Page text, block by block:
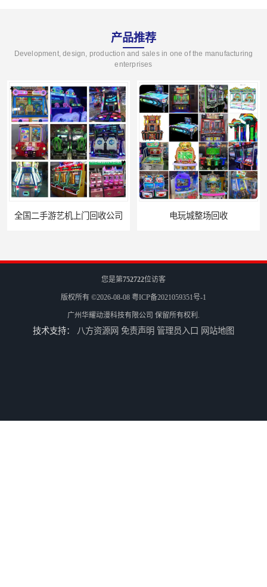
产品推荐
Development, design, production and sales in one of the manufacturing
enterprises
电玩城整场回收 儿童机回收
您是第752722位访客
版权所有 ©2026-08-08 粤ICP备2021059351号-1
广州华耀动漫科技有限公司 保留所有权利.
技术支持： 八方资源网 免责声明 管理员入口 网站地图